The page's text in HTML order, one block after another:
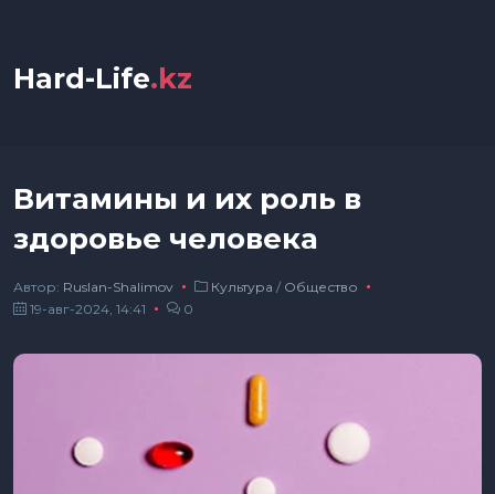
Hard-Life.kz
Витамины и их роль в
здоровье человека
Автор: Ruslan-Shalimov Культура / Общество
19-авг-2024, 14:41
0